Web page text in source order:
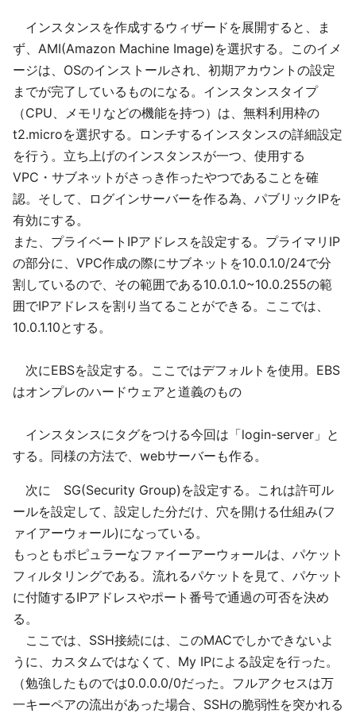
インスタンスを作成するウィザードを展開すると、ま
ず、AMI(Amazon Machine Image)を選択する。このイメ
ージは、OSのインストールされ、初期アカウントの設定
までが完了しているものになる。インスタンスタイプ
（CPU、メモリなどの機能を持つ）は、無料利用枠の
t2.microを選択する。ロンチするインスタンスの詳細設定
を行う。立ち上げのインスタンスが一つ、使用する
VPC・サブネットがさっき作ったやつであることを確
認。そして、ログインサーバーを作る為、パブリックIPを
有効にする。
また、プライベートIPアドレスを設定する。プライマリIP
の部分に、VPC作成の際にサブネットを10.0.1.0/24で分
割しているので、その範囲である10.0.1.0~10.0.255の範
囲でIPアドレスを割り当てることができる。ここでは、
10.0.1.10とする。
次にEBSを設定する。ここではデフォルトを使用。EBS
はオンプレのハードウェアと道義のもの
インスタンスにタグをつける今回は「login-server」と
する。同様の方法で、webサーバーも作る。
次に SG(Security Group)を設定する。これは許可ル
ールを設定して、設定した分だけ、穴を開ける仕組み(フ
ァイアーウォール)になっている。
もっともポピュラーなファイーアーウォールは、パケット
フィルタリングである。流れるパケットを見て、パケット
に付随するIPアドレスやポート番号で通過の可否を決め
る。
ここでは、SSH接続には、このMACでしかできないよ
うに、カスタムではなくて、My IPによる設定を行った。
（勉強したものでは0.0.0.0/0だった。フルアクセスは万
一キーペアの流出があった場合、SSHの脆弱性を突かれる